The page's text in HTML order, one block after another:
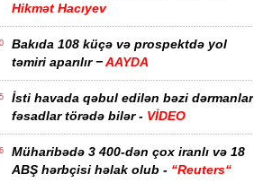
Hikmət Hacıyev
Bakıda 108 küçə və prospektdə yol
təmiri aparılır −AAYDA
İsti havada qəbul edilən bəzi dərmanlar
fəsadlar törədə bilər - VİDEO
Müharibədə 3 400-dən çox iranlı və 18
ABŞ hərbçisi həlak olub - “Reuters“